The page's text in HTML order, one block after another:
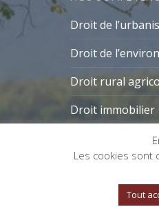
Droit de
Droit de
Droit rural
Droit immobilier
Gestion des
Les cookies sont
Tout